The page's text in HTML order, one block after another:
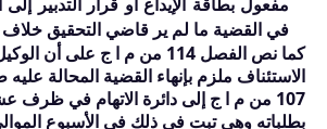
في القضية ما لم ير قاضي التحقيق
كما نص الفصل 114 من م ا ج على أن
الاستئناف ملزم بإنهاء القضية المحالة
107 من م ا ج إلى دائرة الاتهام في ظرف
بطلباته وهي تبت في ذلك في الأسبوع